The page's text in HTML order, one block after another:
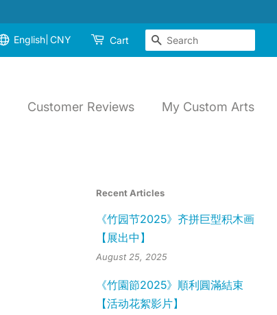
English CNY Cart Search
Customer Reviews My Custom Arts
Recent Articles
《竹园节2025》齐拼巨型积木画
【展出中】
August 25, 2025
《竹園節2025》順利圓滿結束
【活动花絮影片】